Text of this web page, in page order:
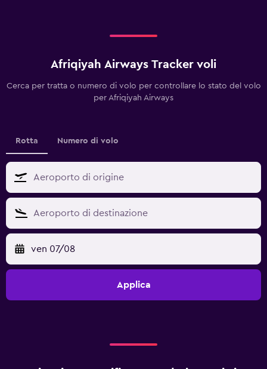
Afriqiyah Airways Tracker voli
Cerca per tratta o numero di volo per controllare lo stato del volo
per Afriqiyah Airways
Rotta Numero di volo
ven 07/08
Applica